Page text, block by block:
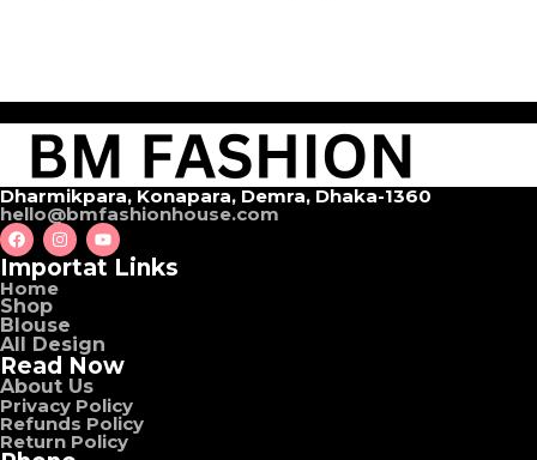
Dharmikpara, Konapara, Demra, Dhaka-1360
hello@bmfashionhouse.com
Importat Links
Home
Shop
Blouse
All Design
Read Now
About Us
Privacy Policy
Refunds Policy
Return Policy